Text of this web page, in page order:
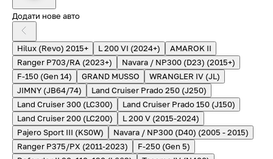
Додати нове авто
Hilux (Revo) 2015+ L 200 VI (2024+)
AMAROK II
Ranger P703/RA (2023+)
Navara / NP300 (D23) (2015+)
F-150 (Gen 14)
GRAND MUSSO
WRANGLER IV (JL)
JIMNY (JB64/74)
Land Cruiser Prado 250 (J250)
Land Cruiser 300 (LC300)
Land Cruiser Prado 150 (J150)
Land Cruiser 200 (LC200)
L 200 V (2015-2024)
Pajero Sport III (KS0W)
Navara / NP300 (D40) (2005 - 2015)
Ranger P375/PX (2011-2023)
F-250 (Gen 5)